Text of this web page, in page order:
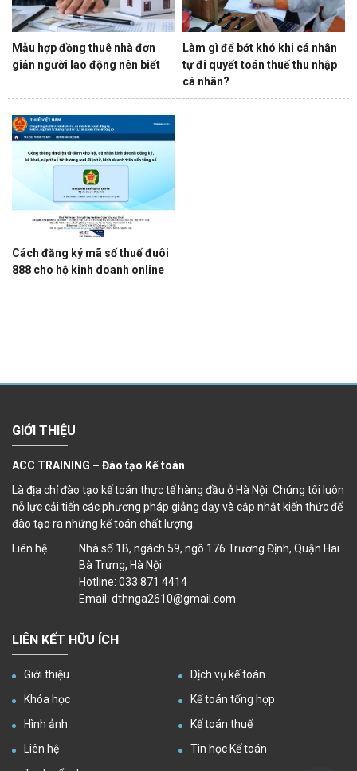
Mẫu hợp đồng thuê nhà đơn
giản người lao động nên biết
Làm gì để bớt khó khi cá nhân
tự đi quyết toán thuế thu nhập
cá nhân?
Cách đăng ký mã số thuế đuôi
888 cho hộ kinh doanh online
GIỚI THIỆU
ACC TRAINING – Đào tạo Kế toán
Là địa chỉ đào tạo kế toán thực tế hàng đầu ở Hà Nội. Chúng tôi luôn
nỗ lực cải tiến các phương pháp giảng dạy và cập nhật kiến thức để
đào tạo ra những kế toán chất lượng.
Liên hệ
Nhà số 1B, ngách 59, ngõ 176 Trương Định, Quận Hai
Bà Trưng, Hà Nội
Hotline: 033 871 4414
Email: dthnga2610@gmail.com
LIÊN KẾT HỮU ÍCH
Giới thiệu
Dịch vụ kế toán
Khóa học
Kế toán tổng hợp
Hình ảnh
Kế toán thuế
Liên hệ
Tin học Kế toán